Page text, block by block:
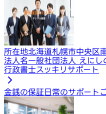
所在地北海道札幌市中央区
法人名一般社団法人 えにし
行政書士スッキリサポート
金銭の保証日常のサポート